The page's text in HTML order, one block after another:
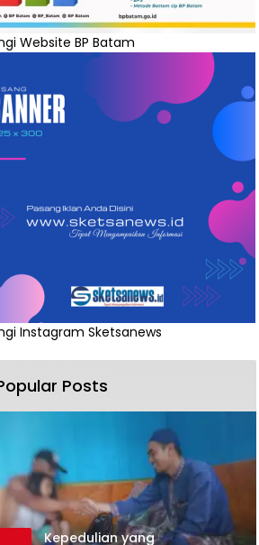
Website BP Batam
Instagram Sketsanews
Posts
Kepedulian yang